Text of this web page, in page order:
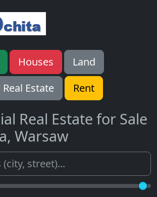
Houses
Land
Estate
Rent
Real Estate for Sale
Warsaw